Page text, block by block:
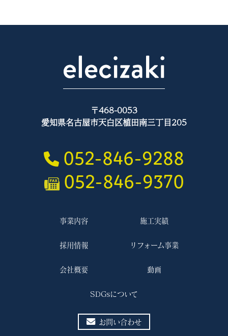
〒468-0053
愛知県名古屋市天白区植田南三丁目205
052-846-9288
052-846-9370
事業内容 施工実績
採用情報 リフォーム事業
会社概要 動画
SDGsについて
お問い合わせ